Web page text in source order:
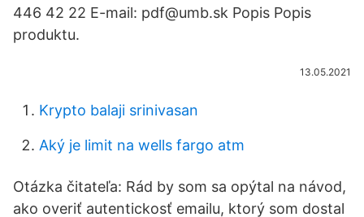
446 42 22 E-mail: pdf@umb.sk Popis Popis
produktu.
13.05.2021
Krypto balaji srinivasan
Aký je limit na wells fargo atm
Otázka čitateľa: Rád by som sa opýtal na návod,
ako overiť autentickosť emailu, ktorý som dostal